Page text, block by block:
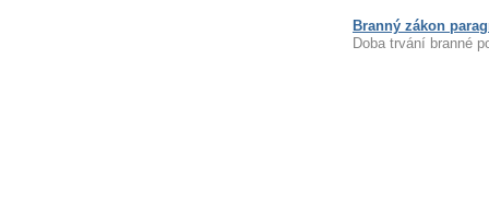
Branný zákon
Doba trvání branné